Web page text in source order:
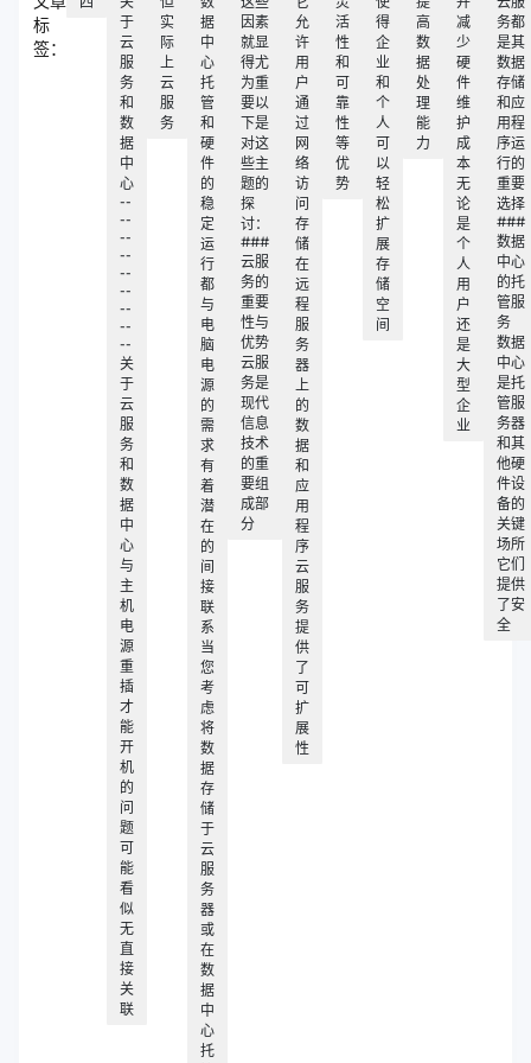
标
签：
于
云
服
务
和
数
据
中
心
--
--
--
--
--
--
--
--
--
关
于
云
服
务
和
数
据
中
心
与
主
机
电
源
重
插
才
能
开
机
的
问
题
可
能
看
似
无
直
接
关
联
实
际
上
云
服
务
据
中
心
托
管
和
硬
件
的
稳
定
运
行
都
与
电
脑
电
源
的
需
求
有
着
潜
在
的
间
接
联
系
当
您
考
虑
将
数
据
存
储
于
云
服
务
器
或
在
数
据
中
心
托
因素
就显
得尤
为重
要以
下是
对这
些主
题的
探
讨：
###
云服
务的
重要
性与
优势
云服
务是
现代
信息
技术
的重
要组
成部
分
允
许
用
户
通
过
网
络
访
问
存
储
在
远
程
服
务
器
上
的
数
据
和
应
用
程
序
云
服
务
提
供
了
可
扩
展
性
活
性
和
可
靠
性
等
优
势
得
企
业
和
个
人
可
以
轻
松
扩
展
存
储
空
间
高
数
据
处
理
能
力
减
少
硬
件
维
护
成
本
无
论
是
个
人
用
户
还
是
大
型
企
业
务都
是其
数据
存储
和应
用程
序运
行的
重要
选择
###
数据
中心
的托
管服
务
数据
中心
是托
管服
务器
和其
他硬
件设
备的
关键
场所
它们
提供
了安
全